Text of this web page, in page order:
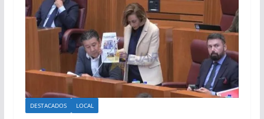
DESTACADOS LOCAL